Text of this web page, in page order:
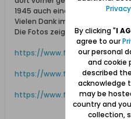
1945 auch eine Schule?
Vielen Dank im Voraus für alle
Die Fotos zeigen dieses Haus,
https://www.fotosik.pl/zdjecie/
https://www.fotosik.pl/zdjecie/
https://www.fotosik.pl/zdjecie/
By clicking "I
agree to our
our personal
and cookie
described
acknowledge
may be
country and
collection,